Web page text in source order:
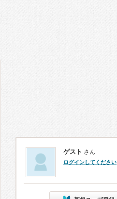
ゲスト さん
ログインしてください